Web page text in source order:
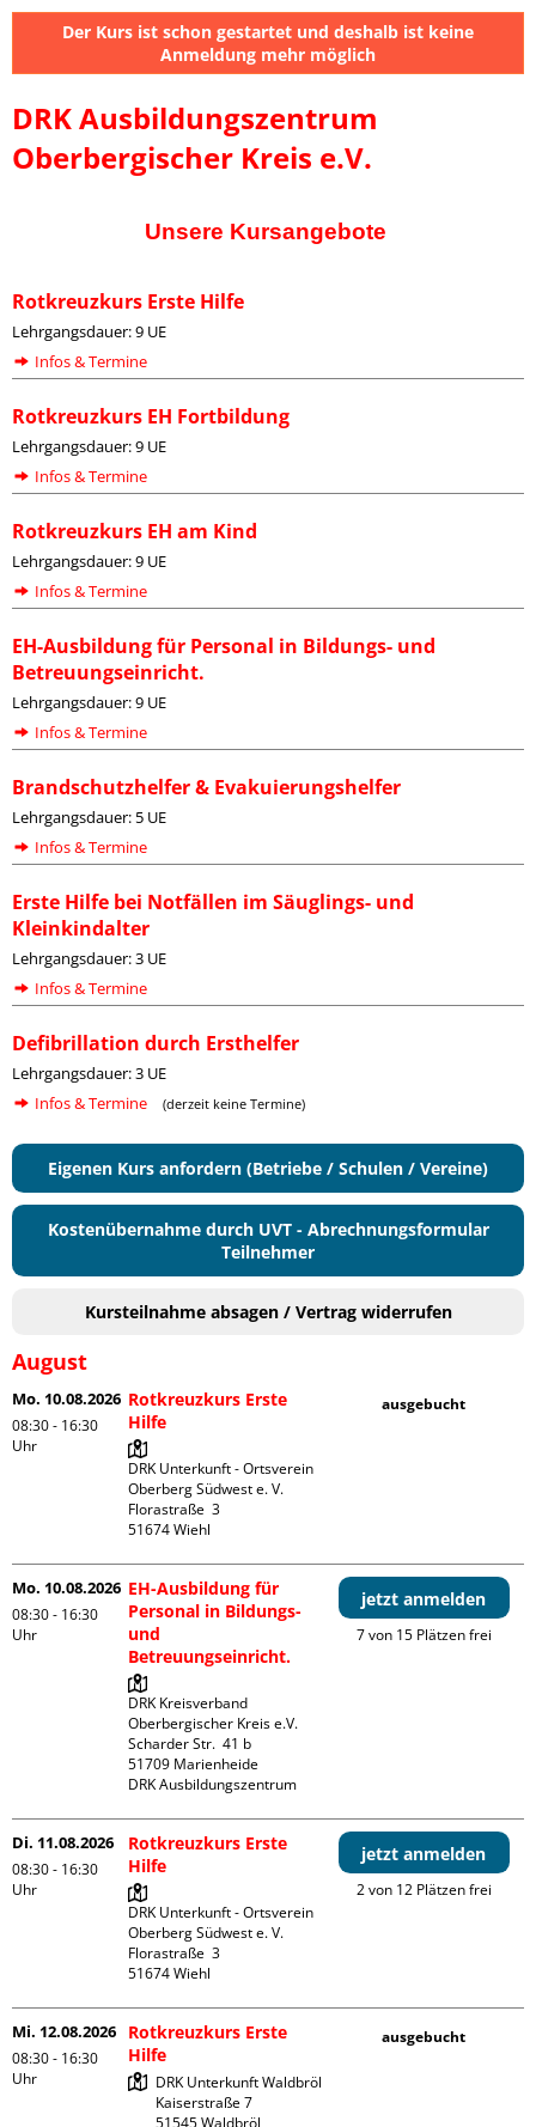
Der Kurs ist schon gestartet und deshalb ist keine
Anmeldung mehr möglich
DRK Ausbildungszentrum
Oberbergischer Kreis e.V.
Unsere Kursangebote
Rotkreuzkurs Erste Hilfe
Lehrgangsdauer: 9 UE
Infos & Termine
Rotkreuzkurs EH Fortbildung
Lehrgangsdauer: 9 UE
Infos & Termine
Rotkreuzkurs EH am Kind
Lehrgangsdauer: 9 UE
Infos & Termine
EH-Ausbildung für Personal in Bildungs- und
Betreuungseinricht.
Lehrgangsdauer: 9 UE
Infos & Termine
Brandschutzhelfer & Evakuierungshelfer
Lehrgangsdauer: 5 UE
Infos & Termine
Erste Hilfe bei Notfällen im Säuglings- und
Kleinkindalter
Lehrgangsdauer: 3 UE
Infos & Termine
Defibrillation durch Ersthelfer
Lehrgangsdauer: 3 UE
Infos & Termine
(derzeit keine Termine)
Eigenen Kurs anfordern (Betriebe / Schulen / Vereine)
Kostenübernahme durch UVT - Abrechnungsformular
Teilnehmer
Kursteilnahme absagen / Vertrag widerrufen
August
Mo. 10.08.2026
08:30 - 16:30
Uhr
Rotkreuzkurs Erste
Hilfe
DRK Unterkunft - Ortsverein
Oberberg Südwest e. V.
Florastraße  3
ausgebucht
Mo. 10.08.2026
08:30 - 16:30
Uhr
EH-Ausbildung für
Personal in Bildungs-
und
Betreuungseinricht.
DRK Kreisverband
Oberbergischer Kreis e.V.
Scharder Str.  41 b
51709 Marienheide
DRK Ausbildungszentrum
jetzt anmelden
7 von 15 Plätzen frei
Di. 11.08.2026
08:30 - 16:30
Uhr
Rotkreuzkurs Erste
Hilfe
DRK Unterkunft - Ortsverein
Oberberg Südwest e. V.
Florastraße  3
jetzt anmelden
2 von 12 Plätzen frei
Mi. 12.08.2026
08:30 - 16:30
Uhr
Rotkreuzkurs Erste
Hilfe
DRK Unterkunft Waldbröl
Kaiserstraße 7
ausgebucht